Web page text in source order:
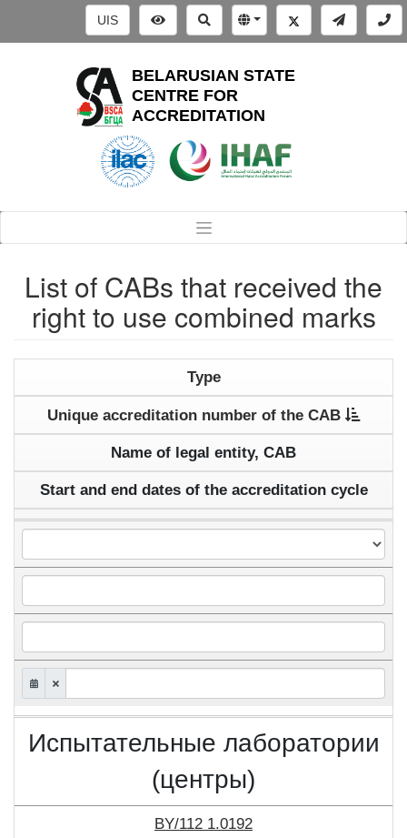
UIS
BELARUSIAN STATE
CENTRE FOR
ACCREDITATION
List of CABs that received the
right to use combined marks
Type
Unique accreditation number of the CAB
Name of legal entity, CAB
Start and end dates of the accreditation cycle
Испытательные лаборатории
(центры)
BY/112 1.0192